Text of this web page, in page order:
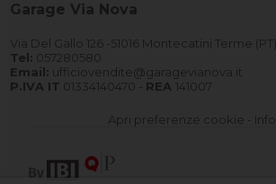
Garage Via Nova
Via Del Gallo 126 -51016 Montecatini Terme (PT)
Tel: 057280580
Email: ufficiovendite@garagevianova.it
P.IVA IT 01334140470 - REA 141007
Apri preferenze cookie